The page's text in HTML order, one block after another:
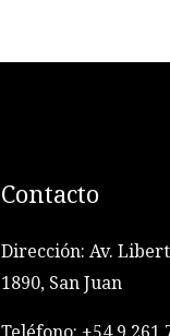
Contacto
Dirección: Av.
1890, San Juan